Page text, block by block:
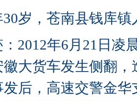
岁，苍南县钱库镇
2012年6月21日凌
大货车发生侧翻
后，高速交警金